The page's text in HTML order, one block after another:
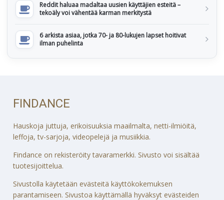
Reddit haluaa madaltaa uusien käyttäjien esteitä –
tekoäly voi vähentää karman merkitystä
6 arkista asiaa, jotka 70- ja 80-lukujen lapset hoitivat
ilman puhelinta
FINDANCE
Hauskoja juttuja, erikoisuuksia maailmalta, netti-ilmiöitä,
leffoja, tv-sarjoja, videopelejä ja musiikkia.
Findance on rekisteröity tavaramerkki. Sivusto voi sisältää
tuotesijoittelua.
Sivustolla käytetään evästeitä käyttökokemuksen
parantamiseen. Sivustoa käyttämällä hyväksyt evästeiden